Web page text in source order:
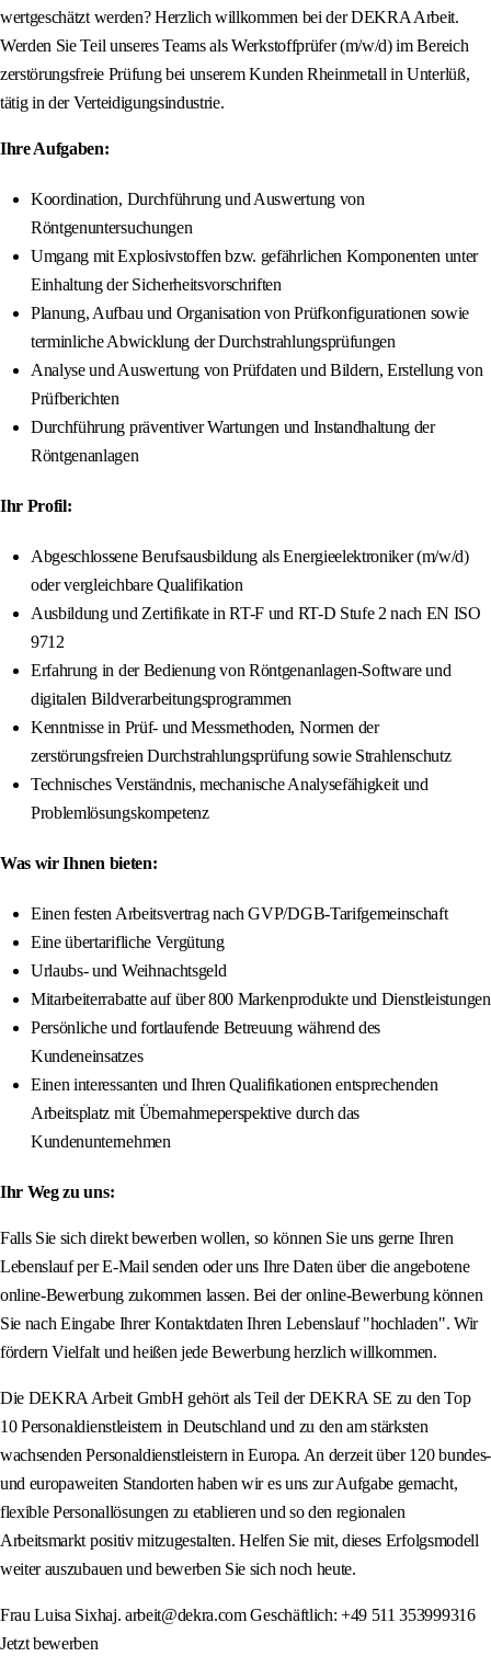
wertgeschätzt werden? Herzlich willkommen bei der DEKRA Arbeit.
Werden Sie Teil unseres Teams als Werkstoffprüfer (m/w/d) im Bereich
zerstörungsfreie Prüfung bei unserem Kunden Rheinmetall in Unterlüß,
tätig in der Verteidigungsindustrie.
Ihre Aufgaben:
Koordination, Durchführung und Auswertung von
Röntgenuntersuchungen
Umgang mit Explosivstoffen bzw. gefährlichen Komponenten unter
Einhaltung der Sicherheitsvorschriften
Planung, Aufbau und Organisation von Prüfkonfigurationen sowie
terminliche Abwicklung der Durchstrahlungsprüfungen
Analyse und Auswertung von Prüfdaten und Bildern, Erstellung von
Prüfberichten
Durchführung präventiver Wartungen und Instandhaltung der
Röntgenanlagen
Ihr Profil:
Abgeschlossene Berufsausbildung als Energieelektroniker (m/w/d)
oder vergleichbare Qualifikation
Ausbildung und Zertifikate in RT-F und RT-D Stufe 2 nach EN ISO
9712
Erfahrung in der Bedienung von Röntgenanlagen-Software und
digitalen Bildverarbeitungsprogrammen
Kenntnisse in Prüf- und Messmethoden, Normen der
zerstörungsfreien Durchstrahlungsprüfung sowie Strahlenschutz
Technisches Verständnis, mechanische Analysefähigkeit und
Problemlösungskompetenz
Was wir Ihnen bieten:
Einen festen Arbeitsvertrag nach GVP/DGB-Tarifgemeinschaft
Eine übertarifliche Vergütung
Urlaubs- und Weihnachtsgeld
Mitarbeiterrabatte auf über 800 Markenprodukte und Dienstleistungen
Persönliche und fortlaufende Betreuung während des
Kundeneinsatzes
Einen interessanten und Ihren Qualifikationen entsprechenden
Arbeitsplatz mit Übernahmeperspektive durch das
Kundenunternehmen
Ihr Weg zu uns:
Falls Sie sich direkt bewerben wollen, so können Sie uns gerne Ihren
Lebenslauf per E-Mail senden oder uns Ihre Daten über die angebotene
online-Bewerbung zukommen lassen. Bei der online-Bewerbung können
Sie nach Eingabe Ihrer Kontaktdaten Ihren Lebenslauf "hochladen". Wir
fördern Vielfalt und heißen jede Bewerbung herzlich willkommen.
Die DEKRA Arbeit GmbH gehört als Teil der DEKRA SE zu den Top
10 Personaldienstleistern in Deutschland und zu den am stärksten
wachsenden Personaldienstleistern in Europa. An derzeit über 120 bundes-
und europaweiten Standorten haben wir es uns zur Aufgabe gemacht,
flexible Personallösungen zu etablieren und so den regionalen
Arbeitsmarkt positiv mitzugestalten. Helfen Sie mit, dieses Erfolgsmodell
weiter auszubauen und bewerben Sie sich noch heute.
Frau Luisa Sixhaj. arbeit@dekra.com Geschäftlich: +49 511 353999316
Jetzt bewerben